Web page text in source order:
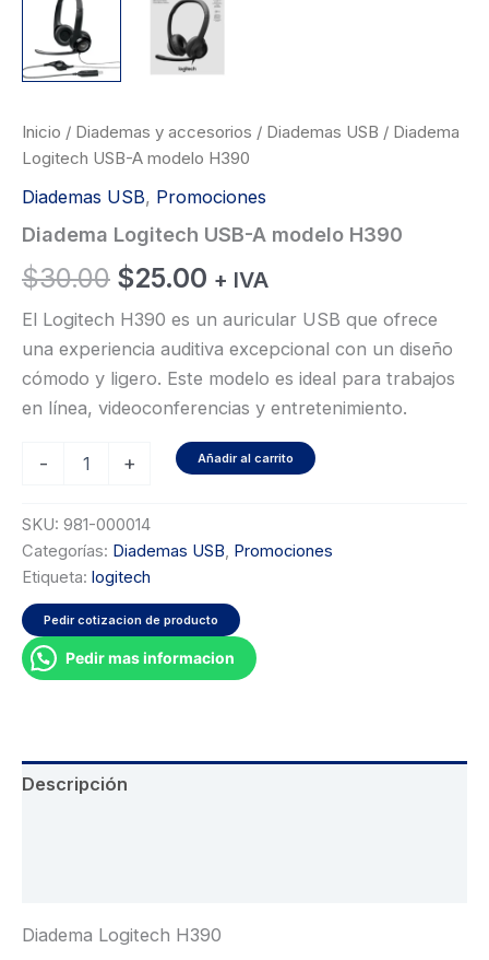
Inicio / Diademas y accesorios / Diademas USB / Diadema
Logitech USB-A modelo H390
Diademas USB, Promociones
Diadema Logitech USB-A modelo H390
$30.00 El
precio
original
era:
$30.00.
$25.00 El
precio
actual
es:
$25.00.
+ IVA
El Logitech H390 es un auricular USB que ofrece
una experiencia auditiva excepcional con un diseño
cómodo y ligero. Este modelo es ideal para trabajos
en línea, videoconferencias y entretenimiento.
-
A
H390
cantidad
+ Añadir al carrito
SKU: 981-000014
Categorías: Diademas USB, Promociones
Etiqueta: logitech
Pedir cotizacion de producto
Pedir mas informacion
Descripción
Diadema Logitech H390